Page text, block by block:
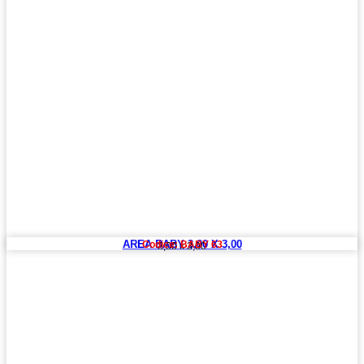
AREA BABY 3,00 X 3,00
3,00 x 3,00
Codice: BABY 63